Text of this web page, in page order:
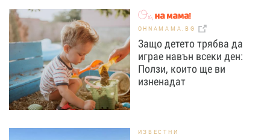
OHNAMAMA.BG
Защо детето трябва да
играе навън всеки ден:
Ползи, които ще ви
изненадат
ИЗВЕСТНИ